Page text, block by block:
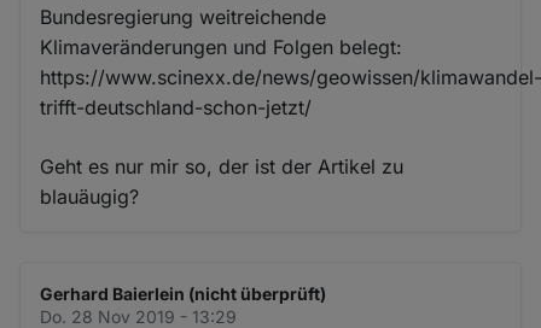
Bundesregierung weitreichende
Klimaveränderungen und Folgen belegt:
https://www.scinexx.de/news/geowissen/
trifft-deutschland-schon-jetzt/
Geht es nur mir so, der ist der Artikel zu
blauäugig?
Gerhard Baierlein (nicht überprüft)
Do. 28 Nov 2019 - 13:29